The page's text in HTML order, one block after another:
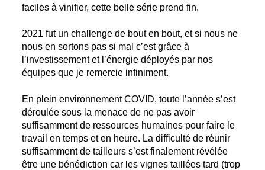
faciles à vinifier, cette belle série prend fin.
2021 fut un challenge de bout en bout, et si nous ne
nous en sortons pas si mal c’est grâce à
l’investissement et l’énergie déployés par nos
équipes que je remercie infiniment.
En plein environnement COVID, toute l’année s’est
déroulée sous la menace de ne pas avoir
suffisamment de ressources humaines pour faire le
travail en temps et en heure. La difficulté de réunir
suffisamment de tailleurs s’est finalement révélée
être une bénédiction car les vignes taillées tard (trop